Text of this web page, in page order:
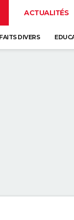
ACTUALITÉS
FAITS DIVERS